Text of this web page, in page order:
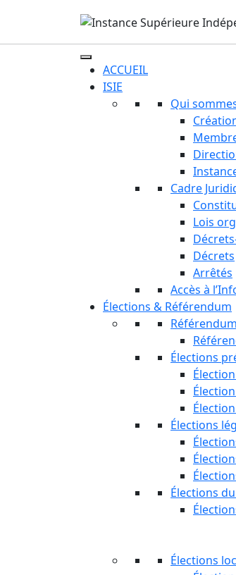
ACCUEIL
ISIE
Qui
Cadre
Lois
Décrets
Arrêtés
Accès à
Élections & Référendum
Référendum
Élections
Élections
Élections
Élections